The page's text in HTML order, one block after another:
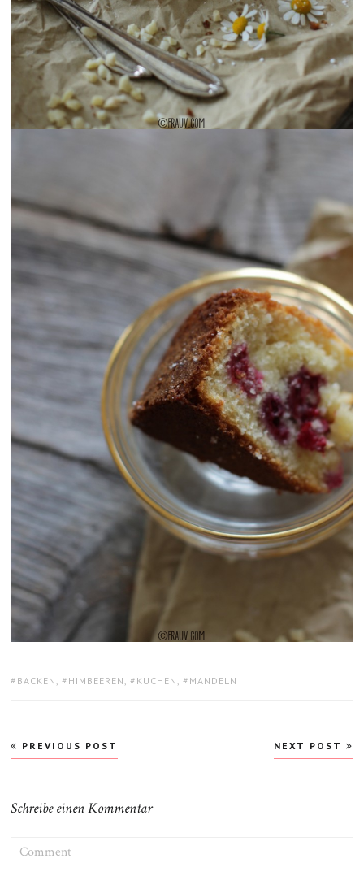
TAGS:
BACKEN , HIMBEEREN , KUCHEN , MANDELN
Beitragsnavigation
PREVIOUS POST NEXT POST
Schreibe einen Kommentar